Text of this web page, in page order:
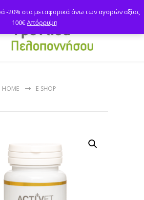
HOME E-SHOP
-20% στα μεταφορικά άνω των αγορών αξίας
100€Απόρριψη